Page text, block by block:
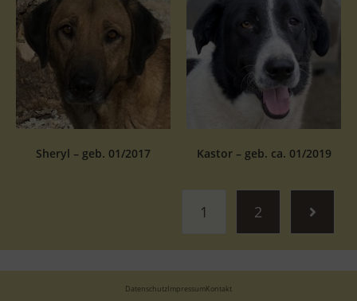
Sheryl – geb. 01/2017 Kastor – geb. ca. 01/2019
1 2
DatenschutzImpressumKontakt